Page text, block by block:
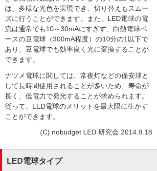
は、多様な光色を実現でき、切り替えもスムー
ズに行うことができます。また、LED電球の電
流は通常でも10～30mAにすぎず、白熱電球ベ
ースの豆電球（300mA程度）の10分の1以下で
あり、豆電球でも効率良く光に変換することが
できます。
ナツメ電球に関しては、常夜灯などの保安球と
して長時間使用されることが多いため、寿命が
長く、低電力で発光することが求められます。
従って、LED電球のメリットを最大限に生かす
ことができます。
(C) nobudget LED 研究会 2014.8.18
LED電球タイプ